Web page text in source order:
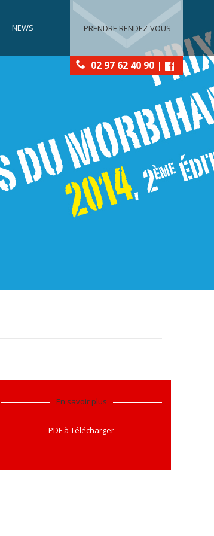
NEWS PRENDRE RENDEZ-VOUS
02 97 62 40 90 |
En savoir plus
PDF à Télécharger